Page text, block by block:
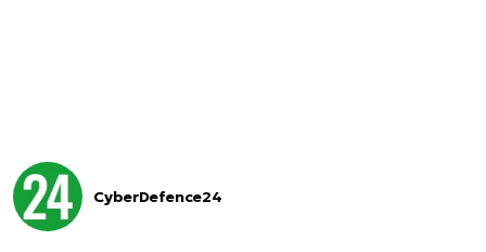
CyberDefence24